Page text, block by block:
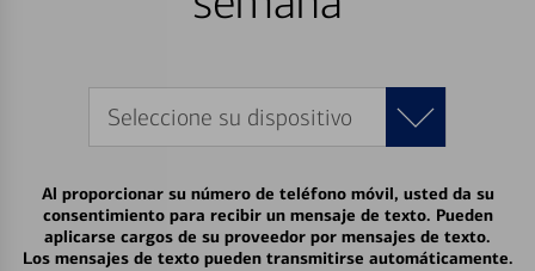
Seleccione su dispositivo
Al proporcionar su número de teléfono móvil, usted da su
consentimiento para recibir un mensaje de texto. Pueden
aplicarse cargos de su proveedor por mensajes de texto.
Los mensajes de texto pueden transmitirse automáticamente.